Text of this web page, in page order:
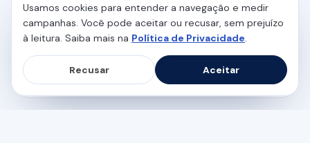
SAÚDE INTESTINAL
Má digestão: sintomas, causas e como
encontrar alívio
5 min de leitura
Usamos cookies para entender a navegação e medir
campanhas. Você pode aceitar ou recusar, sem prejuízo
à leitura. Saiba mais na Política de Privacidade.
Recusar Aceitar